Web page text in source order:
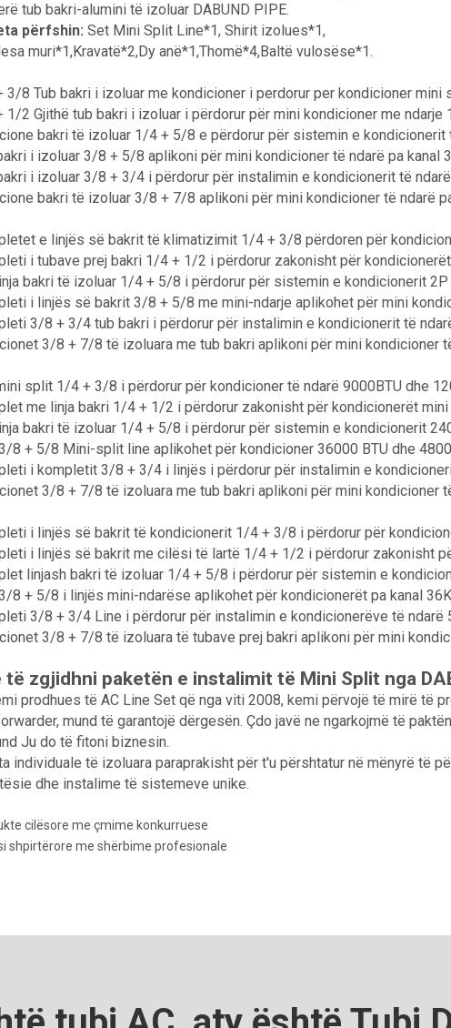
tub bakri-alumini të izoluar DABUND PIPE.
përfshin: Set Mini Split Line*1, Shirit izolues*1,
muri*1,Kravatë*2,Dy anë*1,Thomë*4,Baltë vulosëse*1.
3/8 Tub bakri i izoluar me kondicioner i perdorur per kondicioner mini
1/2 Gjithë tub bakri i izoluar i përdorur për mini kondicioner me ndarje
bakri të izoluar 1/4 + 5/8 e përdorur për sistemin e kondicionerit
i izoluar 3/8 + 5/8 aplikoni për mini kondicioner të ndarë pa kanal
i izoluar 3/8 + 3/4 i përdorur për instalimin e kondicionerit të ndarë
bakri të izoluar 3/8 + 7/8 aplikoni për mini kondicioner të ndarë
e linjës së bakrit të klimatizimit 1/4 + 3/8 përdoren për
i tubave prej bakri 1/4 + 1/2 i përdorur zakonisht për
bakri të izoluar 1/4 + 5/8 i përdorur për sistemin e kondicionerit 2P
i linjës së bakrit 3/8 + 5/8 me mini-ndarje aplikohet për mini
3/8 + 3/4 tub bakri i përdorur për instalimin e kondicionerit të
3/8 + 7/8 të izoluara me tub bakri aplikoni për mini kondicioner
split 1/4 + 3/8 i përdorur për kondicioner të ndarë 9000BTU dhe
me linja bakri 1/4 + 1/2 i përdorur zakonisht për kondicionerët
bakri të izoluar 1/4 + 5/8 i përdorur për sistemin e kondicionerit
8 + 5/8 Mini-split line aplikohet për kondicioner 36000 BTU dhe
i kompletit 3/8 + 3/4 i linjës i përdorur për instalimin e
3/8 + 7/8 të izoluara me tub bakri aplikoni për mini kondicioner
i linjës së bakrit të kondicionerit 1/4 + 3/8 i përdorur për
i linjës së bakrit me cilësi të lartë 1/4 + 1/2 i përdorur zakonisht
linjash bakri të izoluar 1/4 + 5/8 i përdorur për sistemin e
8 + 5/8 i linjës mini-ndarëse aplikohet për kondicionerët pa kanal
3/8 + 3/4 Line i përdorur për instalimin e kondicionerëve të ndarë
3/8 + 7/8 të izoluara të tubave prej bakri aplikoni për mini
të zgjidhni paketën e instalimit të Mini Split nga
prodhues të AC Line Set që nga viti 2008, kemi përvojë të mirë të
mund të garantojë dërgesën. Çdo javë ne ngarkojmë të
Ju do të fitoni biznesin.
individuale të izoluara paraprakisht për t'u përshtatur në mënyrë të
dhe instalime të sistemeve unike.
cilësore me çmime konkurruese
shpirtërore me shërbime profesionale